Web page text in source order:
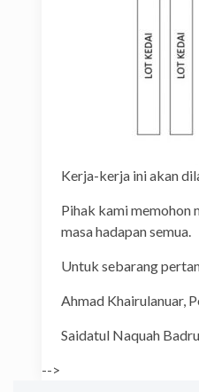
Kerja-kerja ini akan
Pihak kami memohon
masa hadapan semua.
Untuk sebarang
Ahmad
Saidatul
-->